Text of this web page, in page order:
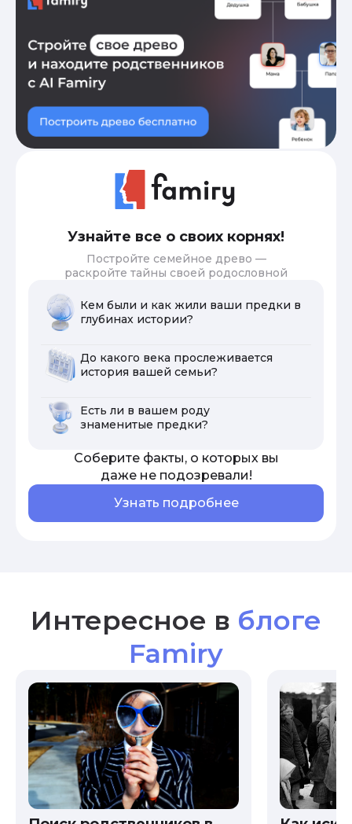
Узнайте все о своих корнях!
Постройте семейное древо —
раскройте тайны своей родословной
Кем были и как жили ваши предки в
глубинах истории?
До какого века прослеживается
история вашей семьи?
Есть ли в вашем роду
знаменитые предки?
Соберите факты, о которых вы
даже не подозревали!
Узнать подробнее
Интересное в блоге
Famiry